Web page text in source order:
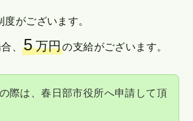
がございます。
、5万円の支給がございます。
際は、春日部市役所へ申請して頂